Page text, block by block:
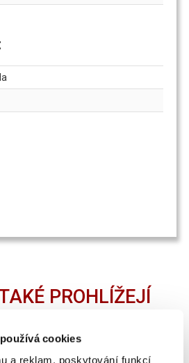
cookies
a reklam, poskytování funkcí
PROHLÍŽEJÍ